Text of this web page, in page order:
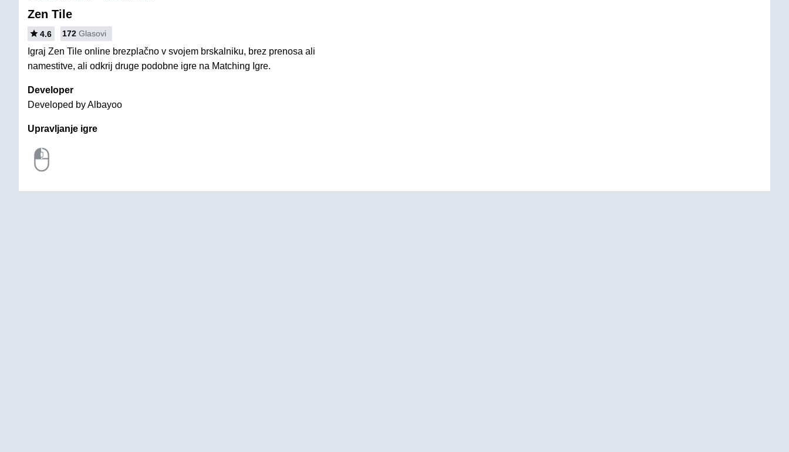
Zen Tile
4.6 172 Glasovi
Igraj Zen Tile online brezplačno v svojem brskalniku, brez prenosa ali
namestitve, ali odkrij druge podobne igre na Matching Igre.
Developer
Developed by Albayoo
Upravljanje igre